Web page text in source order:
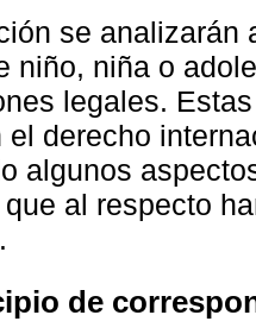
se analizarán
niño, niña o
legales.
el derecho
algunos
al respecto
de